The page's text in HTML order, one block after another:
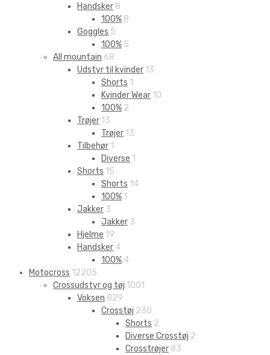
Handsker 8
100% 8
Goggles 5
100% 5
All mountain 68
Udstyr til kvinder 13
Shorts 1
Kvinder Wear 10
100% 2
Trøjer 13
Trøjer 13
Tilbehør 1
Diverse 1
Shorts 15
Shorts 14
100% 1
Jakker 3
Jakker 3
Hjelme 19
Handsker 4
100% 4
Motocross 12205
Crossudstyr og tøj 1001
Voksen 829
Crosstøj 230
Shorts 2
Diverse Crosstøj 2
Crosstrøjer 83